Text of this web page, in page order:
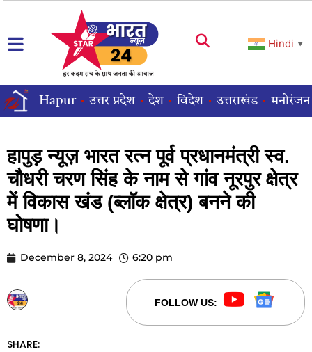
Hindi ▼
Hapur उत्तर प्रदेश देश विदेश उत्तराखंड मनोरंजन
हापुड़ न्यूज़ भारत रत्न पूर्व प्रधानमंत्री स्व.
चौधरी चरण सिंह के नाम से गांव नूरपुर क्षेत्र
में विकास खंड (ब्लॉक क्षेत्र) बनने की
घोषणा।
December 8, 2024 6:20 pm
STARBHARATNEWS24 FOLLOW US:
SHARE: